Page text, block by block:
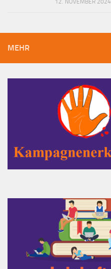
12. NOVEMBER 2024
MEHR